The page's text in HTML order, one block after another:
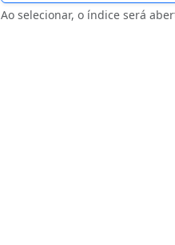
Ao selecionar, o índice será